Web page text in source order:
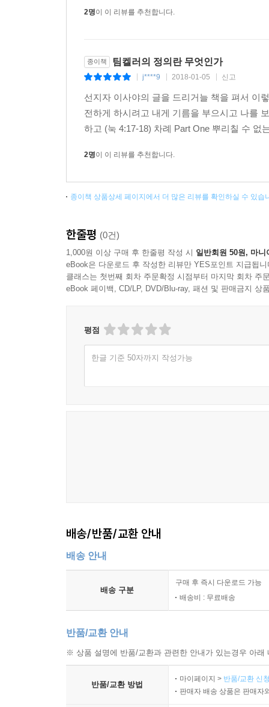
있지 않은가? 노예제도를 수용하고 있지 않은가
또한 은혜를 체험하는 데서 비롯되는 넉넉하고
시대의 정의와 인권을 새로이 이해할 수 있는 길을
[ 추천의 글 ]
■ 오늘날처럼 탐욕이 앞서는 시대에 정의 실천에
_ 홍정길 남서울은혜교회 담임목사, 기윤실 이사장
_ 이재훈 온누리교회 담임목사
■ 팀 켈러는 이 책에서 정의가 왜 복음주의자들에
_ 김영봉 와싱톤한인교회 담임목사
정진호 연변과기대 교수
■ 한국교회와 성도들에게 팀 켈러는 세계적 현안
추천한다. _ 임성빈 장로회신학대학 교수
■ 팀 켈러 목사는 이 책을 통해 정의에 지독히도
_ 양희송 청어람아카데미 대표기획자
■ 훗날 크리스천들이 저마다 자비와 공의를 실천
켈러를 기억할 것이다. _ <크리스채너티 투데이>
2명이 이 리뷰를 추천합니다.
종이책 팀켈러의 정의란 무엇인가
j****9 2018-01-05 신고
선지자 이사야의 글을 드리거늘 책을 펴서 이
전하게 하시려고 내게 기름을 부으시고 나를
하고 (눅 4:17-18) 차례 Part One 뿌리칠 수 없
2명이 이 리뷰를 추천합니다.
종이책 상품상세 페이지에서 더 많은 리뷰를 확인하실 수 있습
한줄평 (0건)
1,000원 이상 구매 후 한줄평 작성 시 일반회원 50원, 마니
eBook은 다운로드 후 작성한 리뷰만 YES포인트 지급됩니
클래스는 첫번째 회차 주문확정 시점부터 마지막 회차 주
eBook 페이백, CD/LP, DVD/Blu-ray, 패션 및 판매금지 상
평점
한글 기준 50자까지 작성가능
배송/반품/교환 안내
배송 안내
배송 구분
구매 후 즉시 다운로드 가능
배송비 : 무료배송
반품/교환 안내
※ 상품 설명에 반품/교환과 관련한 안내가 있는경우 아
반품/교환 방법
마이페이지 > 반품/교환 신
판매자 배송 상품은 판매자